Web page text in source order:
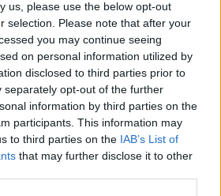
us, please use the below opt-out
selection. Please note that after your
you may continue seeing
on personal information utilized by
disclosed to third parties prior to
separately opt-out of the further
information by third parties on the
participants. This information may
to third parties on the IAB’s List of
that may further disclose it to other
inkább szó nélkül hagytam.
– szólalt meg egy hang. Az
tudtam képzelni, mit akarhat,
dolgokról szoktunk beszélgetni.
túl lelkesen. –Leüljünk?
inkább igyunk meg valamit!
Nem tudtam mire vélni. Biztos